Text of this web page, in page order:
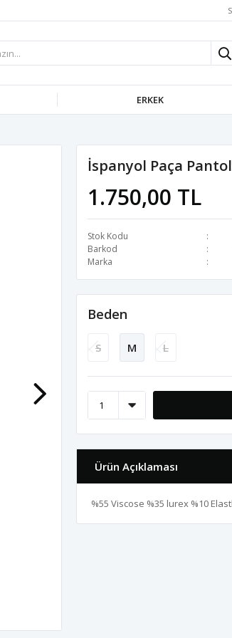
ERKEK
İspanyol Paça
1.750,00 TL
Stok Kodu
Barkod
Marka
Beden
S M L
Ürün Açıklaması
%55 Viscose %35 lurex %10